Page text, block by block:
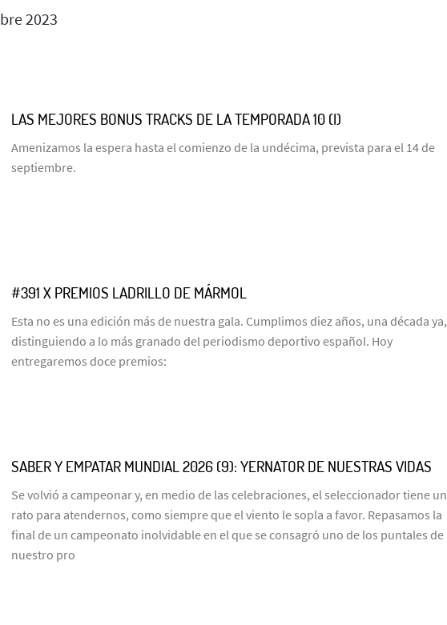
2023
LAS MEJORES BONUS TRACKS DE LA TEMPORADA 10 (I)
Amenizamos la espera hasta el comienzo de la undécima, prevista para el 14 de
septiembre.
#391 X PREMIOS LADRILLO DE MÁRMOL
Esta no es una edición más de nuestra gala. Cumplimos diez años, una década ya,
distinguiendo a lo más granado del periodismo deportivo español. Hoy
entregaremos doce premios:
SABER Y EMPATAR MUNDIAL 2026 (9): YERNATOR DE NUESTRAS VIDAS
Se volvió a campeonar y, en medio de las celebraciones, el seleccionador tiene un
rato para atendernos, como siempre que el viento le sopla a favor. Repasamos la
final de un campeonato inolvidable en el que se consagró uno de los puntales de
nuestro pro